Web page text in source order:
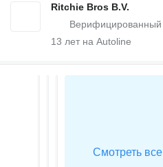
Ritchie Bros B.V.
13 лет на Autoline